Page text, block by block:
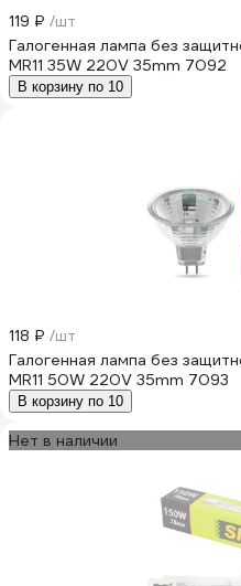
119 ₽ /шт
Галогенная лампа без
MR11 35W 220V 35mm 7092
В корзину по 10
118 ₽ /шт
Галогенная лампа без
MR11 50W 220V 35mm 7093
В корзину по 10
Нет в наличии